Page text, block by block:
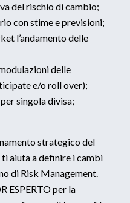
del rischio di cambio;
con stime e previsioni;
l’andamento delle
delle
e/o roll over);
singola divisa;
strategico del
aiuta a definire i cambi
di Risk Management.
ESPERTO per la